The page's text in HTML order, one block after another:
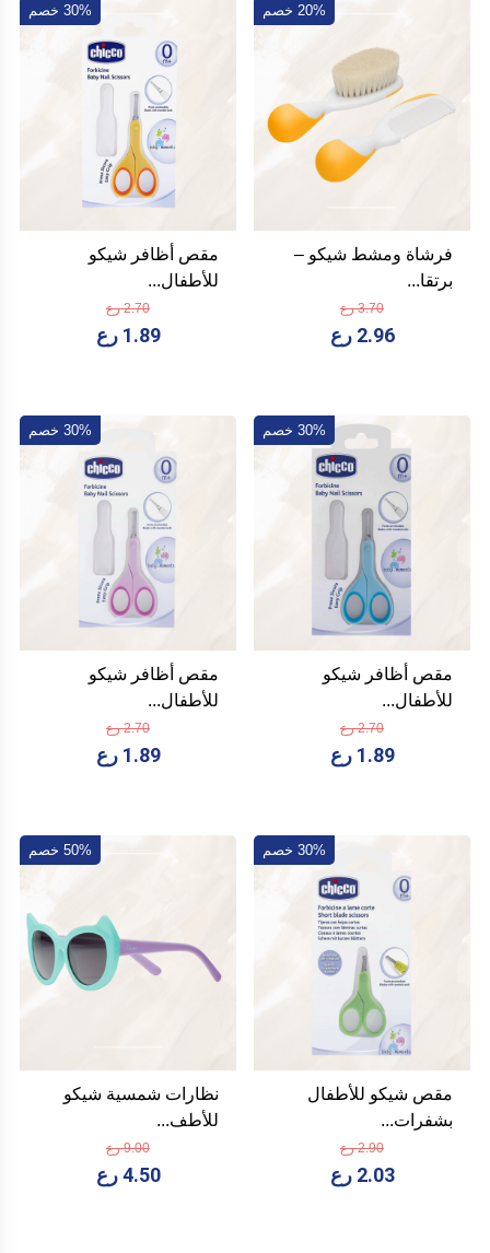
20% خصم
فرشاة ومشط شيكو –
برتقا...
3.70 رع
2.96 رع
30% خصم
مقص أظافر شيكو
للأطفال...
2.70 رع
1.89 رع
30% خصم
مقص أظافر شيكو
للأطفال...
2.70 رع
1.89 رع
30% خصم
مقص أظافر شيكو
للأطفال...
2.70 رع
1.89 رع
30% خصم
مقص شيكو للأطفال
بشفرات...
2.90 رع
2.03 رع
50% خصم
نظارات شمسية شيكو
للأطف...
9.00 رع
4.50 رع